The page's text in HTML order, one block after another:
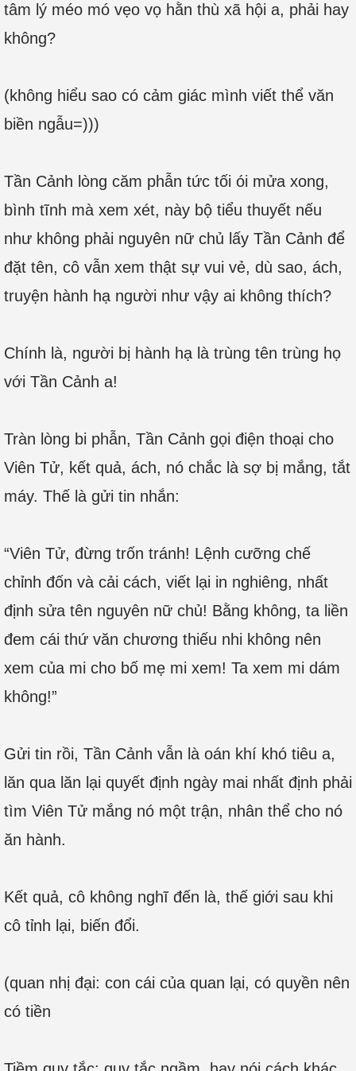
tâm lý méo mó vẹo vọ hằn thù xã hội a, phải hay
không?
(không hiểu sao có cảm giác mình viết thể văn
biền ngẫu=)))
Tần Cảnh lòng căm phẫn tức tối ói mửa xong,
bình tĩnh mà xem xét, này bộ tiểu thuyết nếu
như không phải nguyên nữ chủ lấy Tần Cảnh để
đặt tên, cô vẫn xem thật sự vui vẻ, dù sao, ách,
truyện hành hạ người như vậy ai không thích?
Chính là, người bị hành hạ là trùng tên trùng họ
với Tần Cảnh a!
Tràn lòng bi phẫn, Tần Cảnh gọi điện thoại cho
Viên Tử, kết quả, ách, nó chắc là sợ bị mắng, tắt
máy. Thế là gửi tin nhắn:
“Viên Tử, đừng trốn tránh! Lệnh cưỡng chế
chỉnh đốn và cải cách, viết lại in nghiêng, nhất
định sửa tên nguyên nữ chủ! Bằng không, ta liền
đem cái thứ văn chương thiếu nhi không nên
xem của mi cho bố mẹ mi xem! Ta xem mi dám
không!”
Gửi tin rồi, Tần Cảnh vẫn là oán khí khó tiêu a,
lăn qua lăn lại quyết định ngày mai nhất định phải
tìm Viên Tử mắng nó một trận, nhân thể cho nó
ăn hành.
Kết quả, cô không nghĩ đến là, thế giới sau khi
cô tỉnh lại, biến đổi.
(quan nhị đại: con cái của quan lại, có quyền nên
có tiền